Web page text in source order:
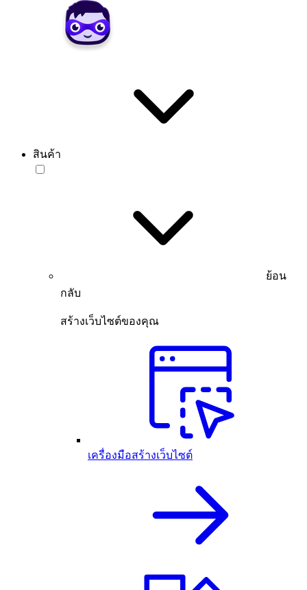
สินค้า
ย้อน
กลับ
สร้างเว็บไซต์ของคุณ
เครื่องมือสร้างเว็บไซต์